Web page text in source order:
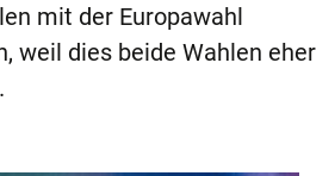
mit der Europawahl
weil dies beide Wahlen eher